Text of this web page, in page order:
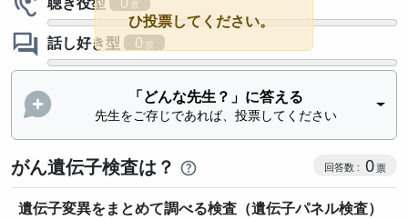
話し好き型
0
「どんな先生？」に答える
先生をご存じであれば、投票してください
ひ投票してください。
がん遺伝子検査は？ 0
遺伝子変異をまとめて調べる検査（遺伝子パネル検査）